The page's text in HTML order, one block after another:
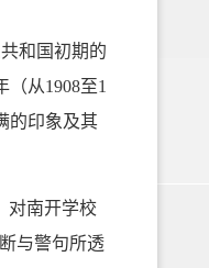
和国初期的
从1908至1
的印象及其
对南开学校
与警句所透